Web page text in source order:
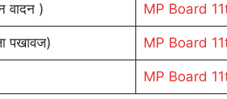
वादन ) MP Board
पखावज) MP Board
MP Board